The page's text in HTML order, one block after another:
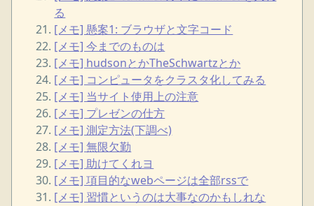
る
[メモ] 懸案1: ブラウザと文字コード
[メモ] 今までのものは
[メモ] hudsonとかTheSchwartzとか
[メモ] コンピュータをクラスタ化してみる
[メモ] 当サイト使用上の注意
[メモ] プレゼンの仕方
[メモ] 測定方法(下調べ)
[メモ] 無限欠勤
[メモ] 助けてくれヨ
[メモ] 項目的なwebページは全部rssで
[メモ] 習慣というのは大事なのかもしれな